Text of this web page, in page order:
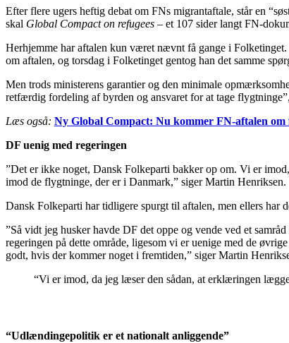
Efter flere ugers heftig debat om FNs migrantaftale, står en
skal Global Compact on refugees – et 107 sider langt FN-
Herhjemme har aftalen kun været nævnt få gange i
om aftalen, og torsdag i Folketinget gentog han det samme
Men trods ministerens garantier og den minimale
retfærdig fordeling af byrden og ansvaret for at tage
Læs også: Ny Global Compact: Nu kommer FN-aftalen om
DF uenig med regeringen
”Det er ikke noget, Dansk Folkeparti bakker op om. Vi er
imod de flygtninge, der er i Danmark,” siger Martin Henriksen.
Dansk Folkeparti har tidligere spurgt til aftalen, men ellers
”Så vidt jeg husker havde DF det oppe og vende ved et
regeringen på dette område, ligesom vi er uenige med de
godt, hvis der kommer noget i fremtiden,” siger Martin
“Vi er imod, da jeg læser den sådan, at erklæringen
“Udlændingepolitik er et nationalt anliggende”